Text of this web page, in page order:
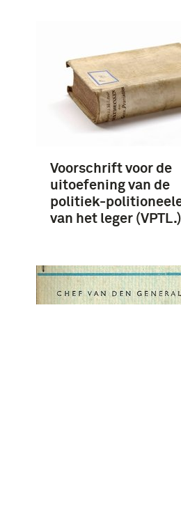
Voorschrift voor de
uitoefening van de
politiek-
van het leger (VPTL.)